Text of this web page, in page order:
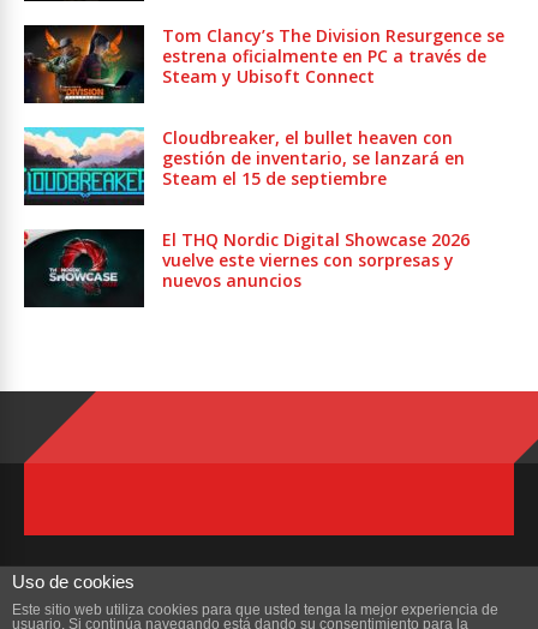
Tom Clancy’s The Division Resurgence se
estrena oficialmente en PC a través de
Steam y Ubisoft Connect
Cloudbreaker, el bullet heaven con
gestión de inventario, se lanzará en
Steam el 15 de septiembre
El THQ Nordic Digital Showcase 2026
vuelve este viernes con sorpresas y
nuevos anuncios
Uso de cookies
Este sitio web utiliza cookies para que usted tenga la mejor experiencia de
usuario. Si continúa navegando está dando su consentimiento para la